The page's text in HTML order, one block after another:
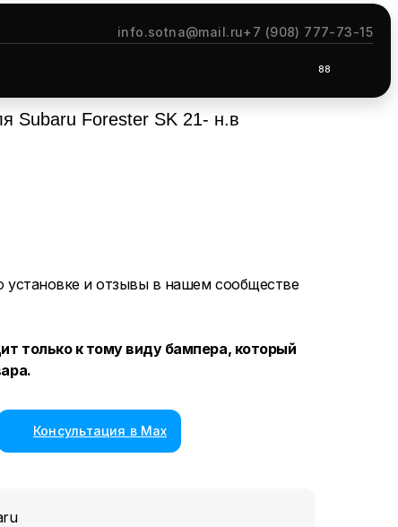
info.sotna@mail.ru+7 (908) 777-73-15
88
Subaru Forester SK 21- н.в
установке и отзывы в нашем сообществе
только к тому виду бампера, который
Консультация в Max